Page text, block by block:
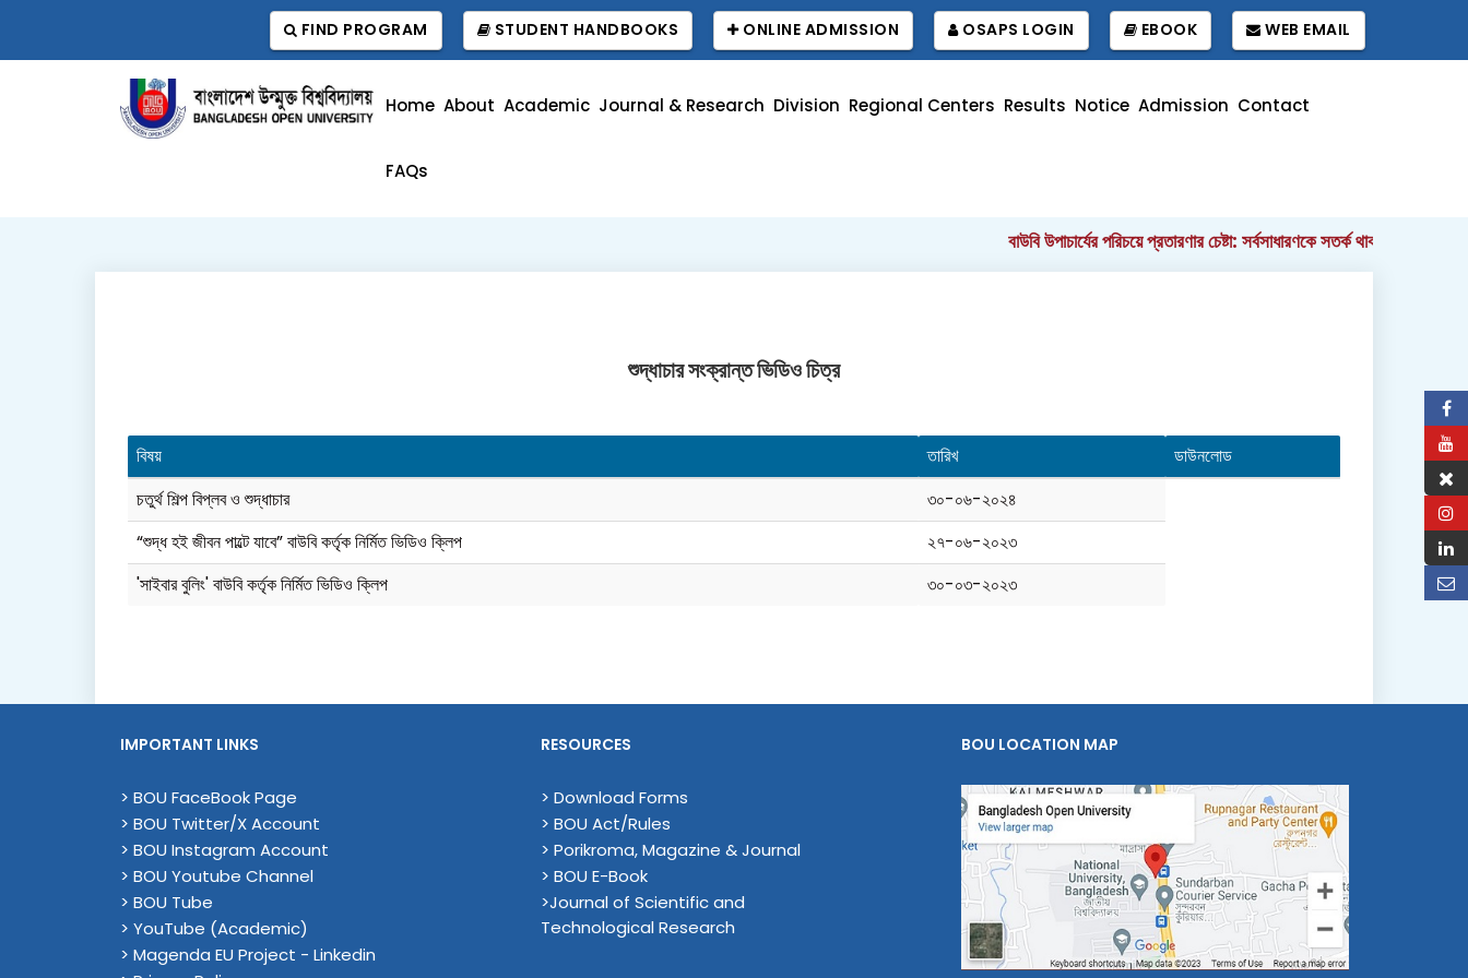
FIND PROGRAM STUDENT HANDBOOKS ONLINE ADMISSION OSAPS LOGIN EBOOK WEB EMAIL
Home About Academic Journal & Research Division Regional Centers Results Notice Admission Contact
FAQs
বাউবি উপাচার্যের পরিচয়ে প্রতারণার চেষ্টা: সর্বসাধারণকে সতর্ক থাকার আহ্বান
শুদ্ধাচার সংক্রান্ত ভিডিও চিত্র
বিষয় তারিখ
ডাউনলোড
চতুর্থ শিল্প বিপ্লব ও শুদ্ধাচার
৩০-০৬-২০২৪
“শুদ্ধ হই জীবন পাল্টে যাবে” বাউবি কর্তৃক নির্মিত ভিডিও ক্লিপ
২৭-০৬-২০২৩
'সাইবার বুলিং' বাউবি কর্তৃক নির্মিত ভিডিও ক্লিপ
৩০-০৩-২০২৩
IMPORTANT LINKS
> BOU FaceBook Page
> BOU Twitter/X Account
> BOU Instagram Account
> BOU Youtube Channel
> BOU Tube
> YouTube (Academic)
> Magenda EU Project - Linkedin
RESOURCES
> Download Forms
> BOU Act/Rules
> Porikroma, Magazine & Journal
> BOU E-Book
>Journal of Scientific and
Technological Research
BOU LOCATION MAP